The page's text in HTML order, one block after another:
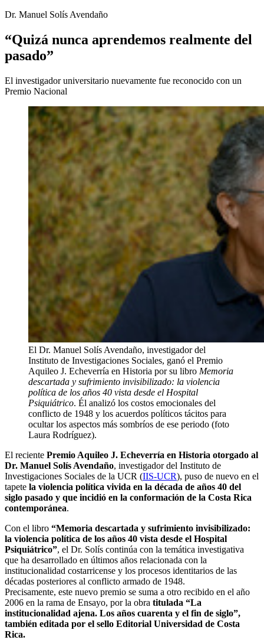
Dr. Manuel Solís Avendaño
“Quizá nunca aprendemos realmente del
pasado”
El investigador universitario nuevamente fue reconocido con un
Premio Nacional
El Dr. Manuel Solís Avendaño, investigador del
Instituto de Investigaciones Sociales, ganó el Premio
Aquileo J. Echeverría en Historia por su libro Memoria
descartada y sufrimiento invisibilizado: la violencia
política de los años 40 vista desde el Hospital
Psiquiátrico. Él analizó los costos emocionales del
conflicto de 1948 y los acuerdos políticos tácitos para
ocultar los aspectos más sombríos de ese periodo (foto
Laura Rodríguez).
El reciente Premio Aquileo J. Echeverría en Historia otorgado al
Dr. Manuel Solís Avendaño, investigador del Instituto de
Investigaciones Sociales de la UCR (IIS-UCR), puso de nuevo en el
tapete la violencia política vivida en la década de años 40 del
siglo pasado y que incidió en la conformación de la Costa Rica
contemporánea.
Con el libro “Memoria descartada y sufrimiento invisibilizado:
la violencia política de los años 40 vista desde el Hospital
Psiquiátrico”, el Dr. Solís continúa con la temática investigativa
que ha desarrollado en últimos años relacionada con la
institucionalidad costarricense y los procesos identitarios de las
décadas posteriores al conflicto armado de 1948.
Precisamente, este nuevo premio se suma a otro recibido en el año
2006 en la rama de Ensayo, por la obra titulada “La
institucionalidad ajena. Los años cuarenta y el fin de siglo”,
también editada por el sello Editorial Universidad de Costa
Rica.